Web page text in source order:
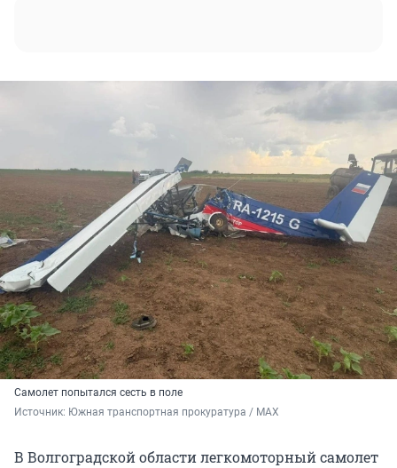
Самолет попытался сесть в поле
Источник: Южная транспортная прокуратура / MAX
В Волгоградской области легкомоторный самолет